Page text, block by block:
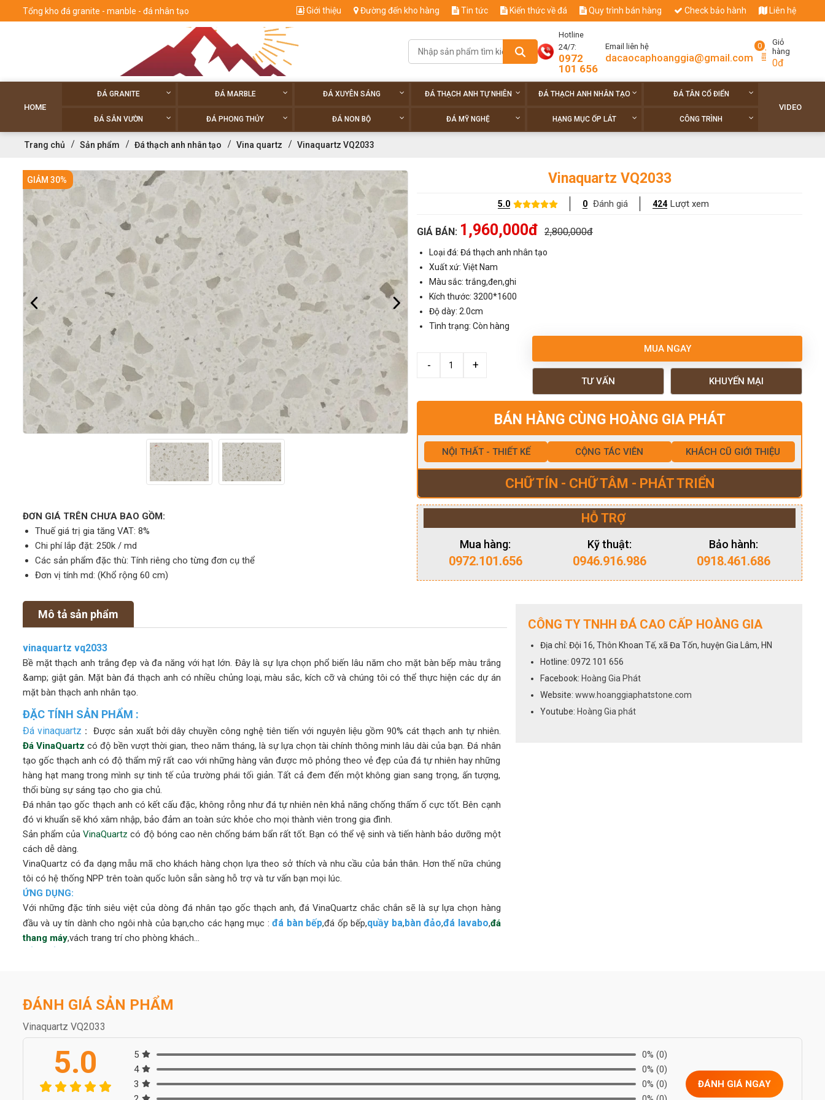
Tổng kho đá granite - manble - đá nhân tạo Giới thiệu Đường đến kho hàng Tin tức Kiến thức về đá Quy trình bán hàng Check bảo hành Liên hệ
Hotline
24/7:
0972
101 656
Email liên hệ
dacaocaphoanggia@gmail.com
0
Giỏ
hàng
0đ
HOME
ĐÁ GRANITE ĐÁ MARBLE ĐÁ XUYÊN SÁNG ĐÁ THẠCH ANH TỰ NHIÊN ĐÁ THẠCH ANH NHÂN TẠO ĐÁ TÂN CỔ ĐIỂN
ĐÁ SÂN VƯỜN ĐÁ PHONG THỦY ĐÁ NON BỘ ĐÁ MỸ NGHỆ HẠNG MỤC ỐP LÁT CÔNG TRÌNH
VIDEO
Trang chủ Sản phẩm Đá thạch anh nhân tạo Vina quartz Vinaquartz VQ2033
GIẢM 30%
ĐƠN GIÁ TRÊN CHƯA BAO GỒM:
Thuế giá trị gia tăng VAT: 8%
Chi phí lắp đặt: 250k / md
Các sản phẩm đặc thù: Tính riêng cho từng đơn cụ thể
Đơn vị tính md: (Khổ rộng 60 cm)
Vinaquartz VQ2033
5.0 0 Đánh giá 424 Lượt xem
GIÁ BÁN: 1,960,000đ 2,800,000đ
Loại đá: Đá thạch anh nhân tạo
Xuất xứ: Việt Nam
Màu sắc: trắng,đen,ghi
Kích thước: 3200*1600
Độ dày: 2.0cm
Tình trạng: Còn hàng
MUA NGAY
TƯ VẤN KHUYẾN MẠI
BÁN HÀNG CÙNG HOÀNG GIA PHÁT
NỘI THẤT - THIẾT KẾ CỘNG TÁC VIÊN KHÁCH CŨ GIỚI THIỆU
CHỮ TÍN - CHỮ TÂM - PHÁT TRIỂN
HỖ TRỢ
Mua hàng:
0972.101.656
Kỹ thuật:
0946.916.986
Bảo hành:
0918.461.686
Mô tả sản phẩm
vinaquartz vq2033
Bề mặt thạch anh trắng đẹp và đa năng với hạt lớn. Đây là sự lựa chọn phổ biến lâu năm cho mặt bàn bếp màu trắng
&amp; giật gân. Mặt bàn đá thạch anh có nhiều chủng loại, màu sắc, kích cỡ và chúng tôi có thể thực hiện các dự án
mặt bàn thạch anh nhân tạo.
ĐẶC TÍNH SẢN PHẨM :
Đá vinaquartz :
Được sản xuất bởi dây chuyền công nghệ tiên tiến với nguyên liệu gồm 90% cát thạch anh tự nhiên.
Đá VinaQuartz có độ bền vượt thời gian, theo năm tháng, là sự lựa chọn tài chính thông minh lâu dài của bạn. Đá nhân
tạo gốc thạch anh có độ thẩm mỹ rất cao với những hàng vân được mô phỏng theo vẻ đẹp của đá tự nhiên hay những
hàng hạt mang trong mình sự tinh tế của trường phái tối giản. Tất cả đem đến một không gian sang trọng, ấn tượng,
thổi bùng sự sáng tạo cho gia chủ.
Đá nhân tạo gốc thạch anh có kết cấu đặc, không rỗng như đá tự nhiên nên khả năng chống thấm ố cực tốt. Bên cạnh
đó vi khuẩn sẽ khó xâm nhập, bảo đảm an toàn sức khỏe cho mọi thành viên trong gia đình.
Sản phẩm củaVinaQuartzcó độ bóng cao nên chống bám bẩn rất tốt. Bạn có thể vệ sinh và tiến hành bảo dưỡng một
cách dễ dàng.
VinaQuartz có đa dạng mẫu mã cho khách hàng chọn lựa theo sở thích và nhu cầu của bản thân. Hơn thế nữa chúng
tôi có hệ thống NPP trên toàn quốc luôn sẵn sàng hỗ trợ và tư vấn bạn mọi lúc.
ỨNG DỤNG:
Với những đặc tính siêu việt của dòng đá nhân tạo gốc thạch anh, đá VinaQuartz chắc chắn sẽ là sự lựa chọn hàng
đầu và uy tín dành cho ngôi nhà của bạn,cho các hạng mục :đá bàn bếp,đá ốp bếp,quầy ba,bàn đảo,đá lavabo,đá
thang máy,vách trang trí cho phòng khách...
chăm sóc sức khỏe và gia đình. Sản phẩm của chúng tôi tuân thủ các Tiêu chuẩn quốc tế: NSF, SGS và ISO.
HÀNH TRÌNH CỦA VINAQUARTZ KHẮP THẾ GIỚI
Dòng sản phẩm “VinaQuartz” đã được xuất khẩu sang nhiều nước ở Bắc Mỹ, Châu Mỹ La Tinh, EU,… VinaQuartz trọng
vào chất lượng và dịch vụ để mang lại sự hài lòng tốt nhất cho mọi khách hàng. Vì vậy, VinaQuartz đang nỗ lực trở
thành một trong những thương hiệu nổi tiếng về bề mặt thạch anh trên toàn thế giới. Vinaquartz hiện là đối tác chiến
lược của nhiều tập đoàn và chuỗi cung ứng trên thế giới.
BỘ SƯU TẬP TUYỆT VỜI VỚI THIẾT KẾ SANG TRỌNG CHO MỌI PHONG CÁCH
CÔNG TY TNHH ĐÁ CAO CẤP HOÀNG GIA
Địa chỉ: Đội 16, Thôn Khoan Tế, xã Đa Tốn, huyện Gia Lâm, HN
Hotline: 0972 101 656
Facebook: Hoàng Gia Phát
Website: www.hoanggiaphatstone.com
Youtube: Hoàng Gia phát
ĐÁNH GIÁ SẢN PHẨM
Vinaquartz VQ2033
5.0 5 0% (0)
4
0% (0)
3
0% (0)
ĐÁNH GIÁ NGAY